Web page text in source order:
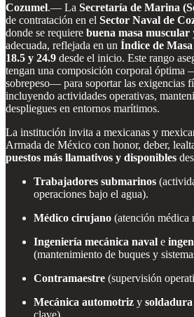
Cozumel.— La Secretaría de Marina
de contratación en el Sector Naval de
donde se requiere buena masa muscular
adecuada, reflejada en un Índice de
18.5 y 24.9 desde el inicio. Este rango
tengan una composición corporal óptima
sobrepeso— para soportar las exigencias
incluyendo actividades operativas,
despliegues en entornos marítimos.
La institución invita a mexicanas y
Armada de México con honor, deber,
puestos más llamativos y disponibles
Trabajadores submarinos
operaciones bajo el agua).
Médico cirujano (atención médica
Ingeniería mecánica naval e
(mantenimiento de buques y
Contramaestre (supervisión
Mecánica automotriz y soldadura
clave).